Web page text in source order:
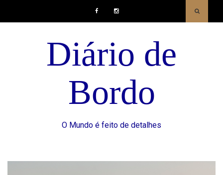
Facebook
Diário de
Bordo
O Mundo é feito de detalhes